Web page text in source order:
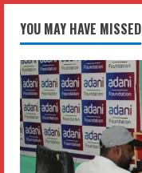
YOU MAY HAVE MISSED